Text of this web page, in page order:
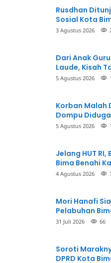
Rusdhan
Sosial Kota
3 Agustus 2026
Dari Anak
Laude, Kisah
5 Agustus 2026
Korban Malah
Dompu
Penganiayaan
5 Agustus 2026
Jelang HUT
Bima Benahi
4 Agustus 2026
Mori Hanafi
Pelabuhan
Dermaga
31 Juli 2026 66
Soroti
DPRD Kota